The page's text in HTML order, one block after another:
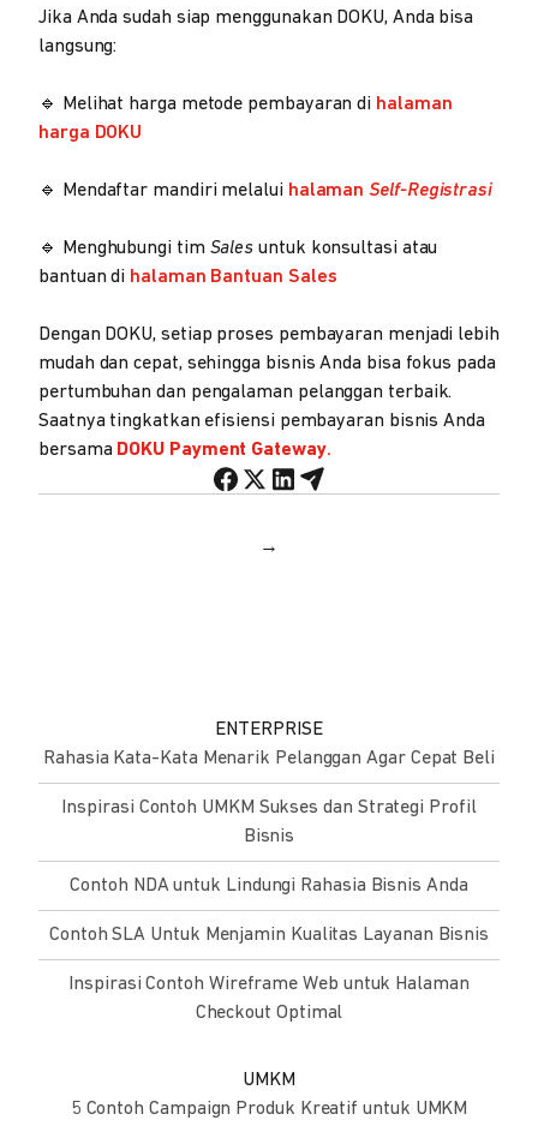
Jika Anda sudah siap menggunakan DOKU, Anda bisa
langsung:
🔹 Melihat harga metode pembayaran di halaman
harga DOKU
🔹 Mendaftar mandiri melalui halamanSelf-Registrasi
🔹 Menghubungi tim Sales untuk konsultasi atau
bantuan di halaman Bantuan Sales
Dengan DOKU, setiap proses pembayaran menjadi lebih
mudah dan cepat, sehingga bisnis Anda bisa fokus pada
pertumbuhan dan pengalaman pelanggan terbaik.
Saatnya tingkatkan efisiensi pembayaran bisnis Anda
bersama DOKU Payment Gateway.
→
ENTERPRISE
Rahasia Kata-Kata Menarik Pelanggan Agar Cepat Beli
Inspirasi Contoh UMKM Sukses dan Strategi Profil
Bisnis
Contoh NDA untuk Lindungi Rahasia Bisnis Anda
Contoh SLA Untuk Menjamin Kualitas Layanan Bisnis
Inspirasi Contoh Wireframe Web untuk Halaman
Checkout Optimal
UMKM
5 Contoh Campaign Produk Kreatif untuk UMKM